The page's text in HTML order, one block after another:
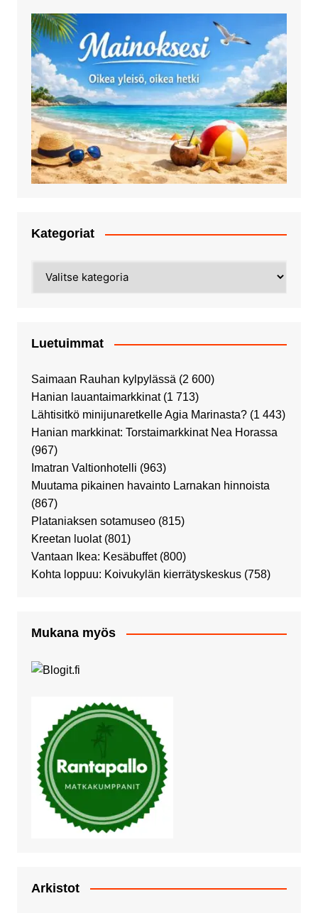
Kategoriat
Luetuimmat
Saimaan Rauhan kylpylässä (2 600)
Hanian lauantaimarkkinat (1 713)
Lähtisitkö minijunaretkelle Agia Marinasta? (1 443)
Hanian markkinat: Torstaimarkkinat Nea Horassa
(967)
Imatran Valtionhotelli (963)
Muutama pikainen havainto Larnakan hinnoista
(867)
Plataniaksen sotamuseo (815)
Kreetan luolat (801)
Vantaan Ikea: Kesäbuffet (800)
Kohta loppuu: Koivukylän kierrätyskeskus (758)
Mukana myös
Arkistot